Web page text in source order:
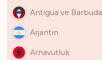
Antigua ve Barbuda
Arjantin
Arnavutluk